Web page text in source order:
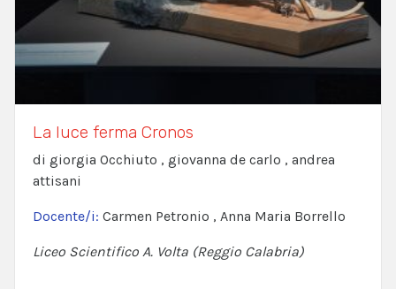
La luce ferma Cronos
di giorgia Occhiuto , giovanna de carlo , andrea
attisani
Docente/i: Carmen Petronio , Anna Maria Borrello
Liceo Scientifico A. Volta (Reggio Calabria)